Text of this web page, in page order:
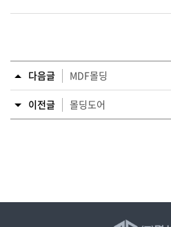
다음글 MDF몰딩
이전글 몰딩도어